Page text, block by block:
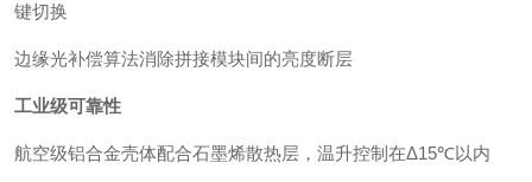
键切换
边缘光补偿算法消除拼接模块间的亮度断层
工业级可靠性
航空级铝合金壳体配合石墨烯散热层，温升控制在Δ15℃以内